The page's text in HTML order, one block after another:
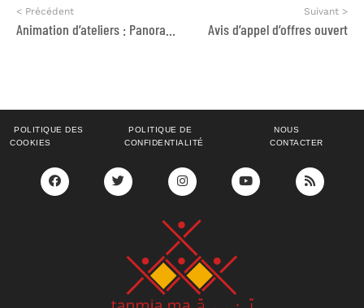
< Précédent
Animation d’ateliers : Panorama de la recherche scientifique nationale en matière de changements climatiques
Suivant >
Avis d’appel d’offres ouvert
POLITIQUE DES
COOKIES
POLITIQUE DE
CONFIDENTIALITÉ
NOUS
CONTACTER